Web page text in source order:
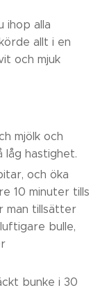
ihop alla
allt i en
och mjuk
mjölk och
låg hastighet.
och öka
10 minuter tills
man tillsätter
bulle,
bunke i 30